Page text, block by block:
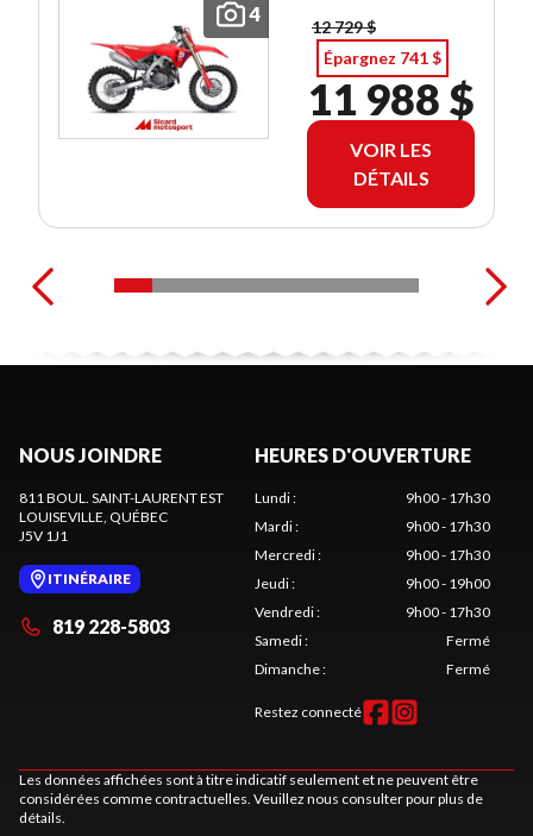
4
12 729 $
Épargnez 741 $
11 988 $
VOIR LES
DÉTAILS
NOUS JOINDRE
811 BOUL. SAINT-LAURENT EST
LOUISEVILLE, QUÉBEC
J5V 1J1
ITINÉRAIRE
819 228-5803
HEURES D'OUVERTURE
Lundi:
9h00 - 17h30
Mardi:
9h00 - 17h30
Mercredi:
9h00 - 17h30
Jeudi:
9h00 - 19h00
Vendredi:
9h00 - 17h30
Samedi:
Fermé
Dimanche: Fermé
Restez connecté
Les données affichées sont à titre indicatif seulement et ne peuvent être
considérées comme contractuelles. Veuillez nous consulter pour plus de
détails.